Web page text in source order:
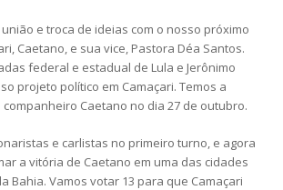
e troca de ideias com o nosso próximo
Caetano, e sua vice, Pastora Déa Santos.
federal e estadual de Lula e Jerônimo
projeto político em Camaçari. Temos a
Caetano no dia 27 de outubro.
e carlistas no primeiro turno, e agora
a vitória de Caetano em uma das cidades
Bahia. Vamos votar 13 para que Camaçari